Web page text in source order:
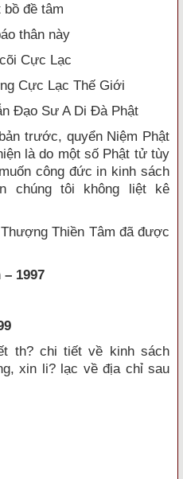
đề tâm
thân này
Cực Lạc
Cực Lạc Thế Giới
Đạo Sư A Di Đà Phật
trước, quyển Niệm Phật
là do một số Phật tử tùy
công đức in kinh sách
chúng tôi không liệt kê
Thiền Tâm đã được
1997
th? chi tiết về kinh sách
xin li? lạc về địa chỉ sau